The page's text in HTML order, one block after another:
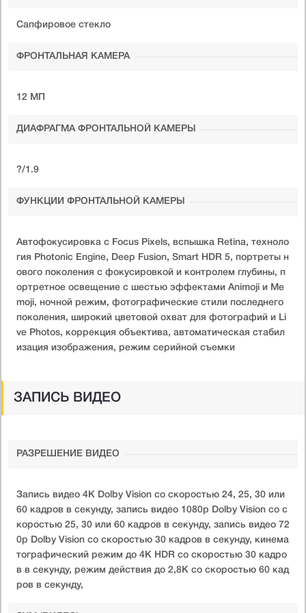
Сапфировое стекло
ФРОНТАЛЬНАЯ КАМЕРА
12 МП
ДИАФРАГМА ФРОНТАЛЬНОЙ КАМЕРЫ
?/1.9
ФУНКЦИИ ФРОНТАЛЬНОЙ КАМЕРЫ
Автофокусировка с Focus Pixels, вспышка Retina, техноло
гия Photonic Engine, Deep Fusion, Smart HDR 5, портреты н
ового поколения с фокусировкой и контролем глубины, п
ортретное освещение с шестью эффектами Animoji и Me
moji, ночной режим, фотографические стили последнего
поколения, широкий цветовой охват для фотографий и Li
ve Photos, коррекция объектива, автоматическая стабил
изация изображения, режим серийной съемки
ЗАПИСЬ ВИДЕО
РАЗРЕШЕНИЕ ВИДЕО
Запись видео 4K Dolby Vision со скоростью 24, 25, 30 или
60 кадров в секунду, запись видео 1080p Dolby Vision со с
коростью 25, 30 или 60 кадров в секунду, запись видео 72
0p Dolby Vision со скоростью 30 кадров в секунду, кинема
тографический режим до 4K HDR со скоростью 30 кадро
в в секунду, режим действия до 2,8K со скоростью 60 кад
ров в секунду,